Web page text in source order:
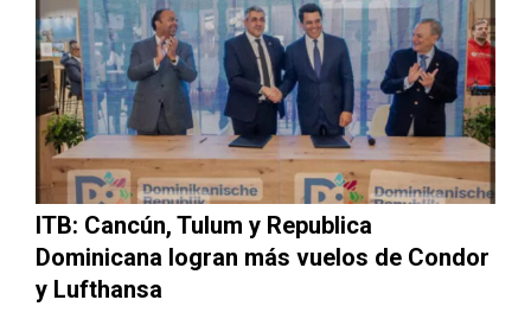
ITB: Cancún, Tulum y Republica
Dominicana logran más vuelos de Condor
y Lufthansa